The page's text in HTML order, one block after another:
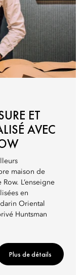
ET
AVEC
maison de
L’enseigne
en
Oriental
Huntsman
Plus de détails